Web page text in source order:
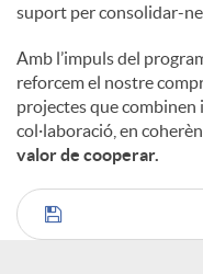
suport per consolidar-
Amb l’impuls del
reforcem el nostre
projectes que combinen
col·laboració, en
valor de cooperar.
C